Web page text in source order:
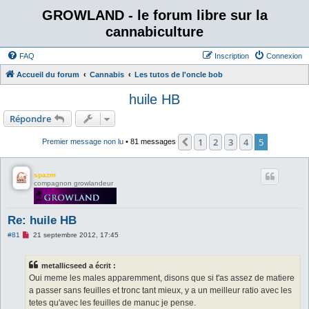
GROWLAND - le forum libre sur la
cannabiculture
FAQ Connexion
Inscription
Accueil du forum Cannabis Les tutos de l'oncle bob
huile HB
Répondre
Premier message non lu• 81 messages Précédent
1 2 3 4 5
spazm
compagnon growlandeur
Re: huile HB
#81
M
a
g
n
o
21 septembre 2012, 17:45
metallicseed a écrit :
Oui meme les males apparemment, disons que si t'as assez de matiere
a passer sans feuilles et tronc tant mieux, y a un meilleur ratio avec les
tetes qu'avec les feuilles de manuc je pense.